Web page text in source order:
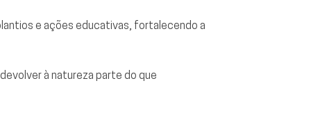
e ações educativas, fortalecendo a
à natureza parte do que